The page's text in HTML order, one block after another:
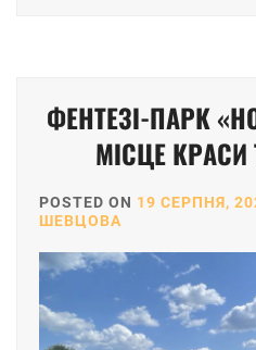
ФЕНТЕЗІ-ПАРК
МІСЦЕ КРАСИ
POSTED ON 19 СЕРПНЯ,
ШЕВЦОВА